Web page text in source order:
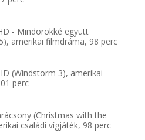
- Mindörökké együtt
amerikai filmdráma, 98 perc
(Windstorm 3), amerikai
perc
(Christmas with the
családi vígjáték, 98 perc